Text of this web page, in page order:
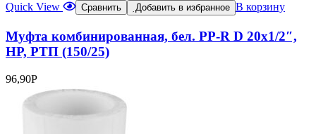
Quick View Сравнить Добавить в избранное В корзину
Муфта комбинированная, бел. PP-R D 20х1/2″,
НР, РТП (150/25)
96,90Р